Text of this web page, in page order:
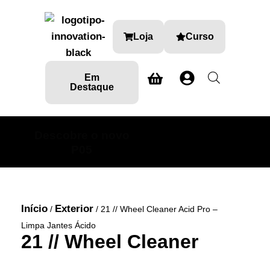
Loja Curso
Em
Destaque
Início / Exterior / 21 // Wheel Cleaner Acid Pro –
Limpa Jantes Ácido
21 // Wheel Cleaner